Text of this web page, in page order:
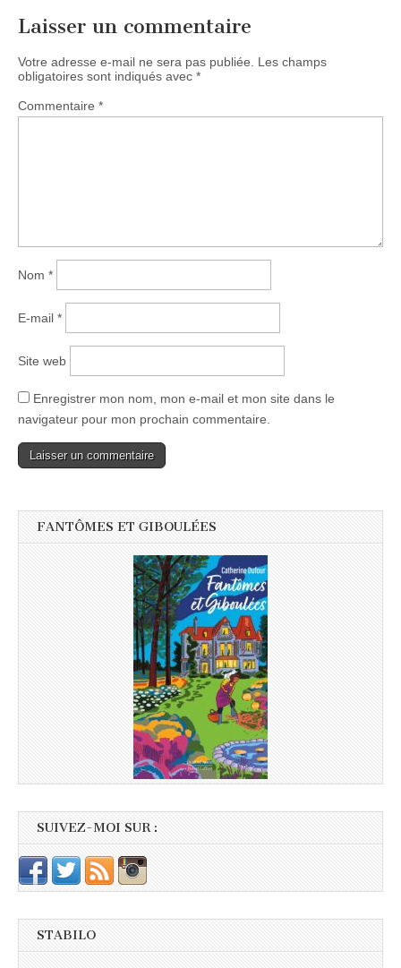
Laisser un commentaire
Votre adresse e-mail ne sera pas publiée.
Les champs
obligatoires sont indiqués avec *
Commentaire *
Nom *
E-mail *
Site web
Enregistrer mon nom, mon e-mail et mon site dans le
navigateur pour mon prochain commentaire.
FANTÔMES ET GIBOULÉES
SUIVEZ-MOI SUR :
STABILO